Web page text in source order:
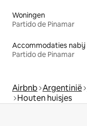
Woningen
Partido de Pinamar
Partido de Pinamar
Airbnb Argentinië
Houten huisjes